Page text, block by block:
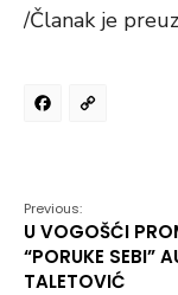
/Članak je
Previous:
U VOGOŠĆI
“PORUKE SEBI”
TALETOVIĆ